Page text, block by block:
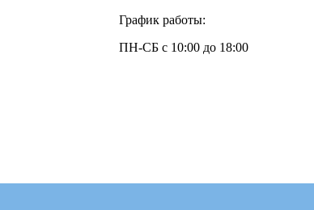
График работы:
ПН-СБ с 10:00 до 18:00